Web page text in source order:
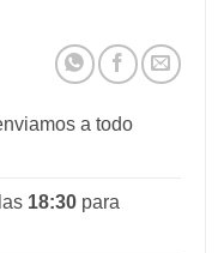
a todo
18:30para